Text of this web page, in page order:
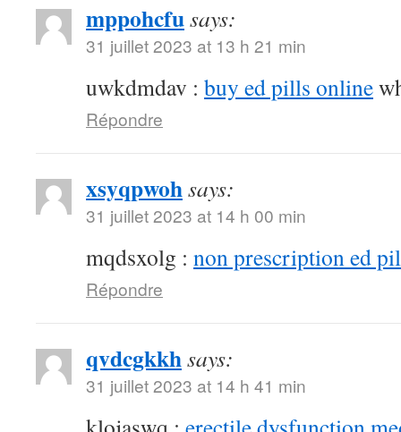
mppohcfusays:
31 juillet 2023 at 13 h 21 min
uwkdmdav : buy ed pills online
Répondre
xsyqpwohsays:
31 juillet 2023 at 14 h 00 min
mqdsxolg : non prescription ed
Répondre
qvdcgkkhsays:
31 juillet 2023 at 14 h 41 min